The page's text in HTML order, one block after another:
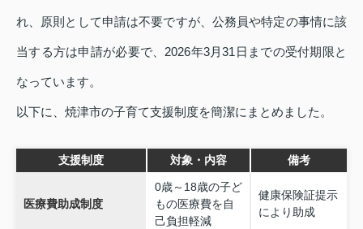
れ、原則として申請は不要ですが、公務員や特定の事情に該
当する方は申請が必要で、2026年3月31日までの受付期限と
なっています。
以下に、焼津市の子育て支援制度を簡潔にまとめました。
支援制度 対象・内容 備考
医療費助成制度
0歳～18歳の子ど
もの医療費を自
己負担軽減
健康保険証提示
により助成